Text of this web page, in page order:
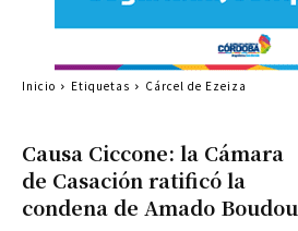
Causa Ciccone: la Cámara
de Casación ratificó la
condena de Amado Boudou
Inicio Etiquetas Cárcel de Ezeiza